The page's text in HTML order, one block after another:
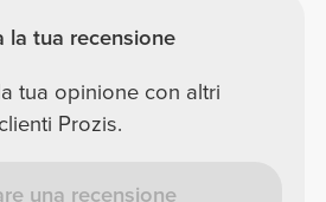
la tua recensione
tua opinione con altri
clienti Prozis.
una recensione